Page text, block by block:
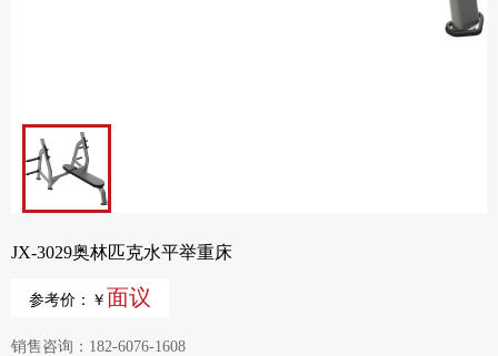
JX-3029奥林匹克水平举重床
参考价：￥ 面议
销售咨询：182-6076-1608